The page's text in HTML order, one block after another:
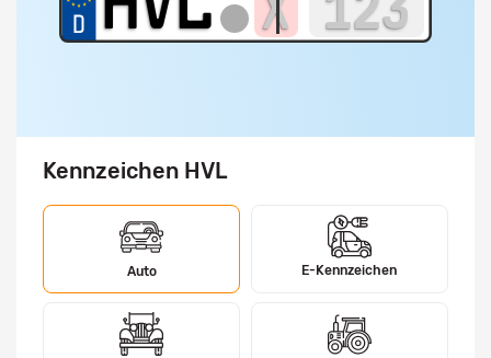
Kennzeichen HVL
Auto E-Kennzeichen